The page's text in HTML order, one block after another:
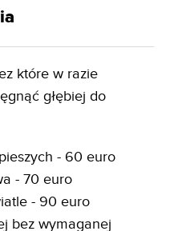
które w razie
głębiej do
- 60 euro
- 70 euro
- 90 euro
bez wymaganej